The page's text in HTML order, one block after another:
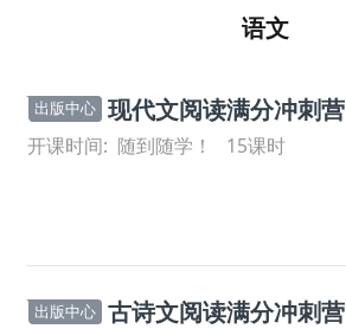
语文
出版中心 现代文阅读满分冲刺营
开课时间: 随到随学！ 15课时
出版中心 古诗文阅读满分冲刺营